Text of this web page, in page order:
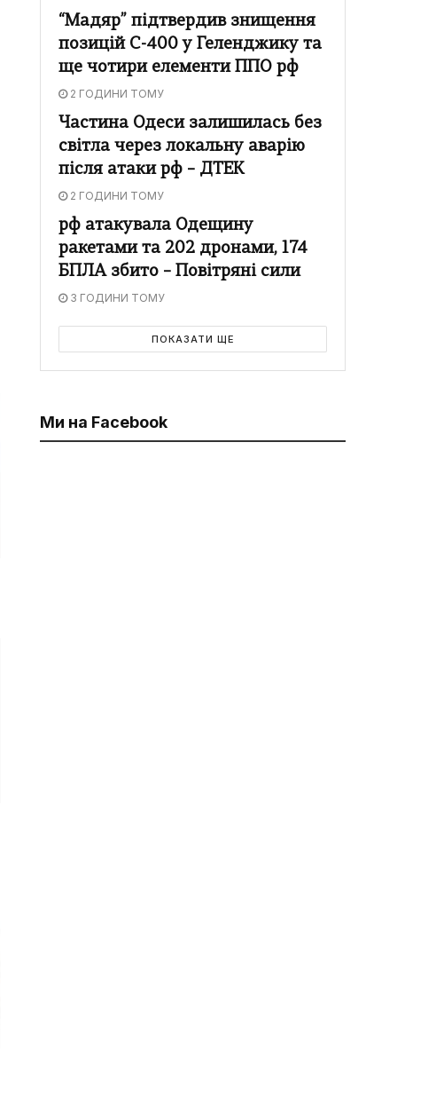
“Мадяр” підтвердив знищення
позицій С-400 у Геленджику та
ще чотири елементи ППО рф
2 ГОДИНИ ТОМУ
Частина Одеси залишилась без
світла через локальну аварію
після атаки рф – ДТЕК
2 ГОДИНИ ТОМУ
рф атакувала Одещину
ракетами та 202 дронами, 174
БПЛА збито – Повітряні сили
3 ГОДИНИ ТОМУ
ПОКАЗАТИ ЩЕ
Ми на Facebook